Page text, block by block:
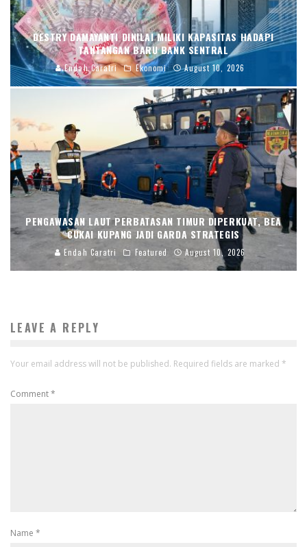
DESTRY DAMAYANTI DINILAI MILIKI KAPASITAS HADAPI
TANTANGAN BARU BANK SENTRAL
Endah Caratri Ekonomi August 10, 2026
PENGAWASAN LAUT PERBATASAN TIMUR DIPERKUAT, BEA
CUKAI KUPANG JADI GARDA STRATEGIS
Endah Caratri Featured August 10, 2026
LEAVE A REPLY
Your email address will not be published. Required fields are marked *
Comment*
Name *